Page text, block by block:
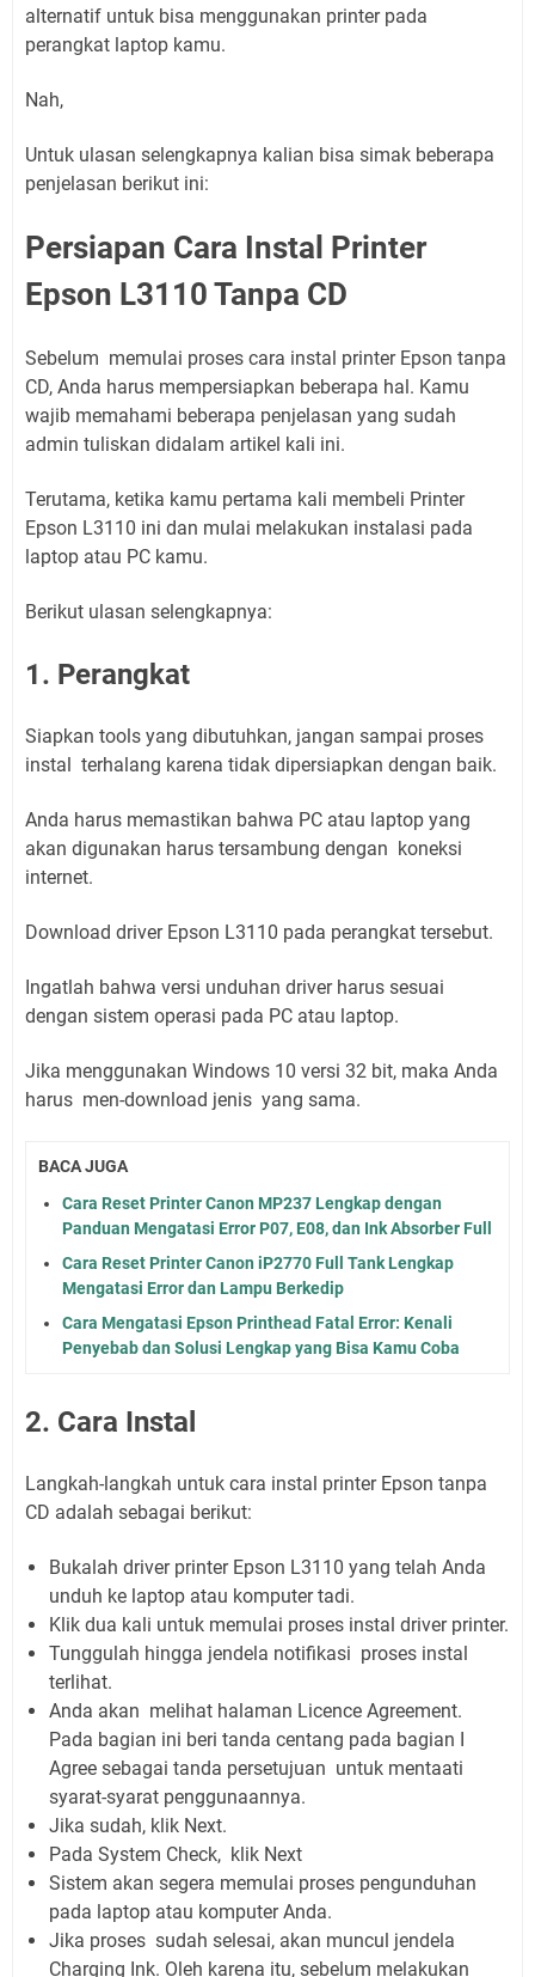
alternatif untuk bisa menggunakan printer pada
perangkat laptop kamu.
Nah,
Untuk ulasan selengkapnya kalian bisa simak beberapa
penjelasan berikut ini:
Persiapan Cara Instal Printer
Epson L3110 Tanpa CD
Sebelum memulai proses cara instal printer Epson tanpa
CD, Anda harus mempersiapkan beberapa hal. Kamu
wajib memahami beberapa penjelasan yang sudah
admin tuliskan didalam artikel kali ini.
Terutama, ketika kamu pertama kali membeli Printer
Epson L3110 ini dan mulai melakukan instalasi pada
laptop atau PC kamu.
Berikut ulasan selengkapnya:
1. Perangkat
Siapkan tools yang dibutuhkan, jangan sampai proses
instal terhalang karena tidak dipersiapkan dengan baik.
Anda harus memastikan bahwa PC atau laptop yang
akan digunakan harus tersambung dengan koneksi
internet.
Download driver Epson L3110 pada perangkat tersebut.
Ingatlah bahwa versi unduhan driver harus sesuai
dengan sistem operasi pada PC atau laptop.
Jika menggunakan Windows 10 versi 32 bit, maka Anda
harus men-download jenis yang sama.
BACA JUGA
Cara Reset Printer Canon MP237 Lengkap dengan
Panduan Mengatasi Error P07, E08, dan Ink Absorber Full
Cara Reset Printer Canon iP2770 Full Tank Lengkap
Mengatasi Error dan Lampu Berkedip
Cara Mengatasi Epson Printhead Fatal Error: Kenali
Penyebab dan Solusi Lengkap yang Bisa Kamu Coba
2. Cara Instal
Langkah-langkah untuk cara instal printer Epson tanpa
CD adalah sebagai berikut:
Bukalah driver printer Epson L3110 yang telah Anda
unduh ke laptop atau komputer tadi.
Klik dua kali untuk memulai proses instal driver printer.
Tunggulah hingga jendela notifikasi proses instal
terlihat.
Anda akan melihat halaman Licence Agreement.
Pada bagian ini beri tanda centang pada bagian I
Agree sebagai tanda persetujuan untuk mentaati
syarat-syarat penggunaannya.
Jika sudah, klik Next.
Pada System Check, klik Next
Sistem akan segera memulai proses pengunduhan
pada laptop atau komputer Anda.
Jika proses sudah selesai, akan muncul jendela
Charging Ink. Oleh karena itu, sebelum melakukan